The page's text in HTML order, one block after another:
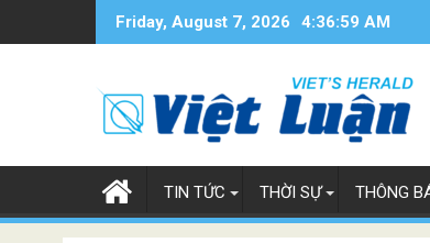
Friday, August 7, 2026 4:37:00 AM
TIN TỨC THỜI SỰ THÔNG